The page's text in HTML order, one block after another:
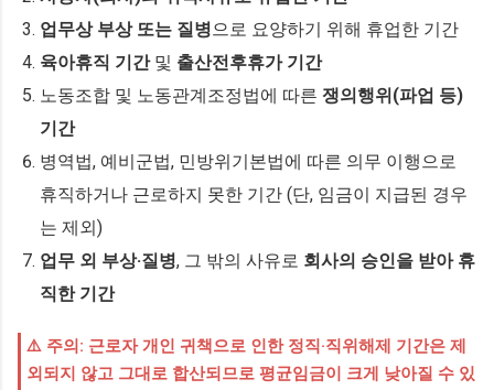
업무상 부상 또는 질병으로 요양하기 위해 휴업한 기간
육아휴직 기간및 출산전후휴가 기간
노동조합 및 노동관계조정법에 따른 쟁의행위(파업 등)
기간
병역법, 예비군법, 민방위기본법에 따른 의무 이행으로
휴직하거나 근로하지 못한 기간 (단, 임금이 지급된 경우
는 제외)
업무 외 부상·질병, 그 밖의 사유로 회사의 승인을 받아 휴
직한 기간
⚠️ 주의: 근로자 개인 귀책으로 인한 정직·직위해제 기간은 제
외되지 않고 그대로 합산되므로 평균임금이 크게 낮아질 수 있